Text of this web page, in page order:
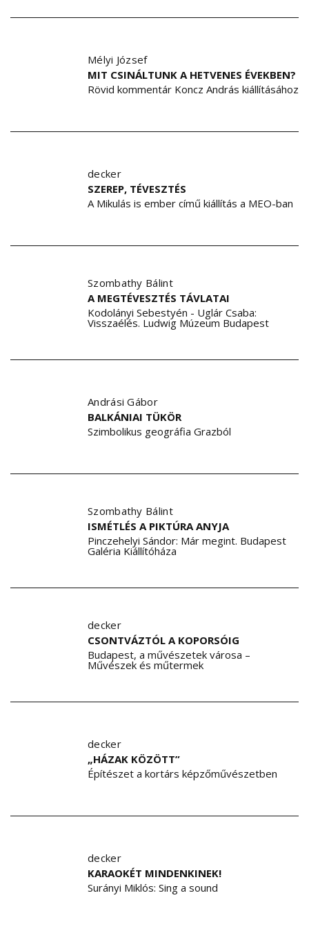
Mélyi József
MIT CSINÁLTUNK A HETVENES ÉVEKBEN?
Rövid kommentár Koncz András kiállításához
decker
SZEREP, TÉVESZTÉS
A Mikulás is ember című kiállítás a MEO-ban
Szombathy Bálint
A MEGTÉVESZTÉS TÁVLATAI
Kodolányi Sebestyén - Uglár Csaba:
Visszaélés. Ludwig Múzeum Budapest
Andrási Gábor
BALKÁNIAI TÜKÖR
Szimbolikus geográfia Grazból
Szombathy Bálint
ISMÉTLÉS A PIKTÚRA ANYJA
Pinczehelyi Sándor: Már megint. Budapest
Galéria Kiállítóháza
decker
CSONTVÁZTÓL A KOPORSÓIG
Budapest, a művészetek városa –
Művészek és műtermek
decker
„HÁZAK KÖZÖTT”
Építészet a kortárs képzőművészetben
decker
KARAOKÉT MINDENKINEK!
Surányi Miklós: Sing a sound